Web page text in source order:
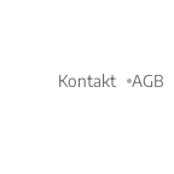
Kontakt AGB